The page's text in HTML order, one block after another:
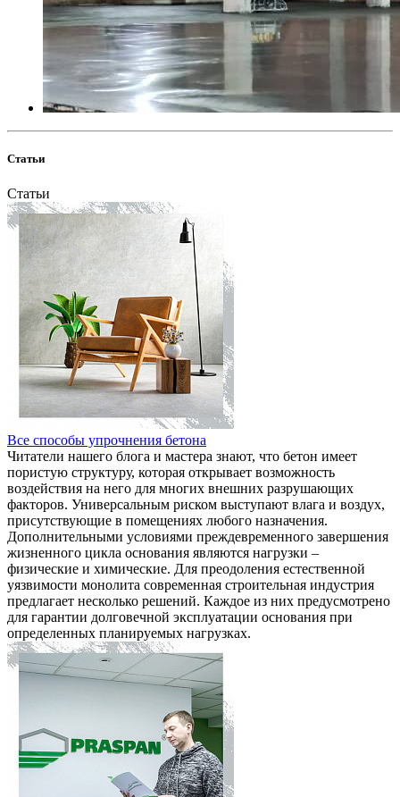
Статьи
Статьи
Все способы упрочнения бетона
Читатели нашего блога и мастера знают, что бетон имеет
пористую структуру, которая открывает возможность
воздействия на него для многих внешних разрушающих
факторов. Универсальным риском выступают влага и воздух,
присутствующие в помещениях любого назначения.
Дополнительными условиями преждевременного завершения
жизненного цикла основания являются нагрузки –
физические и химические. Для преодоления естественной
уязвимости монолита современная строительная индустрия
предлагает несколько решений. Каждое из них предусмотрено
для гарантии долговечной эксплуатации основания при
определенных планируемых нагрузках.